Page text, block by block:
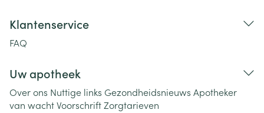
Klantenservice
FAQ
Uw apotheek
Over ons Nuttige links Gezondheidsnieuws Apotheker
van wachtVoorschriftZorgtarieven